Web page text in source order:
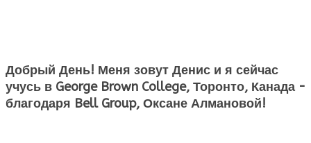
Добрый День! Меня зовут Денис и я сейчас
учусь в George Brown College, Торонто, Канада -
благодаря Bell Group, Оксане Алмановой!